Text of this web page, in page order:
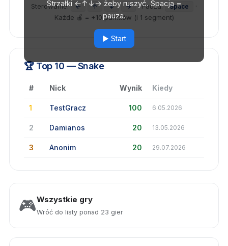
Strzałki ←↑↓→ żeby ruszyć. Spacja =
pauza.
▶️ Start
Sterowanie: ← ↑ ↓ → · Pauza: Space
·
Każde 🍎 = +10 punktów (i 1 segment)
🏆 Top 10 — Snake
# Nick Wynik Kiedy
1 TestGracz 100 6.05.2026
2 Damianos 20 13.05.2026
3 Anonim 20 29.07.2026
🎮Wszystkie gry
Wróć do listy ponad 23 gier